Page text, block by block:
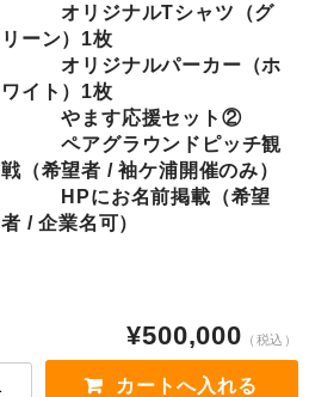
オリジナルTシャツ（グ
リーン）1枚
オリジナルパーカー（ホ
ワイト）1枚
やます応援セット②
ペアグラウンドピッチ観
戦（希望者 / 袖ケ浦開催のみ）
HPにお名前掲載（希望
者 / 企業名可）
¥500,000 （税込）